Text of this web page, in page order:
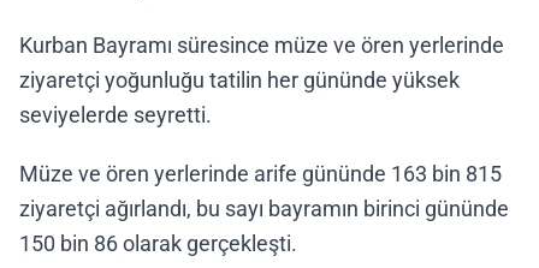
Kurban Bayramı süresince müze ve ören yerlerinde
ziyaretçi yoğunluğu tatilin her gününde yüksek
seviyelerde seyretti.
Müze ve ören yerlerinde arife gününde 163 bin 815
ziyaretçi ağırlandı, bu sayı bayramın birinci gününde
150 bin 86 olarak gerçekleşti.